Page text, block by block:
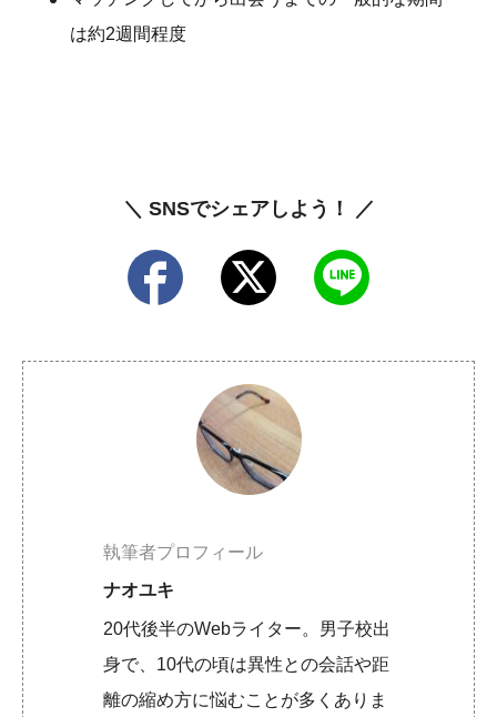
は約2週間程度
＼ SNSでシェアしよう！ ／
執筆者プロフィール
ナオユキ
20代後半のWebライター。男子校出
身で、10代の頃は異性との会話や距
離の縮め方に悩むことが多くありま